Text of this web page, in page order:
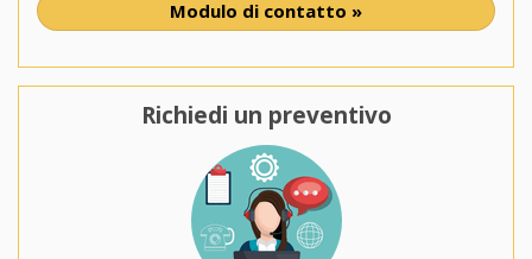
Modulo di contatto »
Richiedi un preventivo